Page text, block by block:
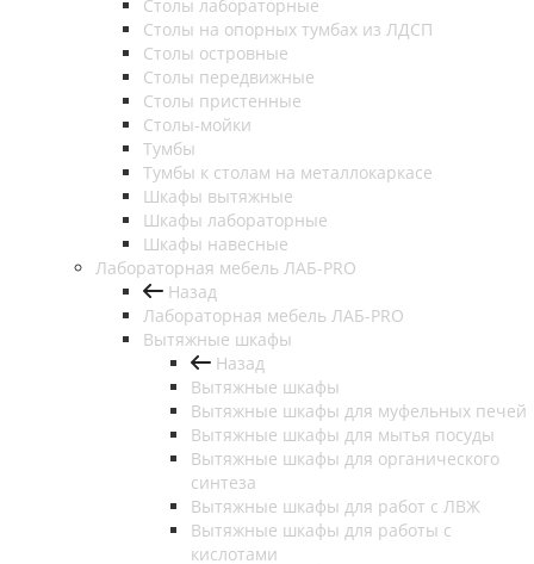
Столы лабораторные
Столы на опорных тумбах из ЛДСП
Столы островные
Столы передвижные
Столы пристенные
Столы-мойки
Тумбы
Тумбы к столам на металлокаркасе
Шкафы вытяжные
Шкафы лабораторные
Шкафы навесные
Лабораторная мебель ЛАБ-PRO
Назад
Лабораторная мебель ЛАБ-PRO
Вытяжные шкафы
Назад
Вытяжные шкафы
Вытяжные шкафы для муфельных печей
Вытяжные шкафы для мытья посуды
Вытяжные шкафы для органического
синтеза
Вытяжные шкафы для работ с ЛВЖ
Вытяжные шкафы для работы с
кислотами